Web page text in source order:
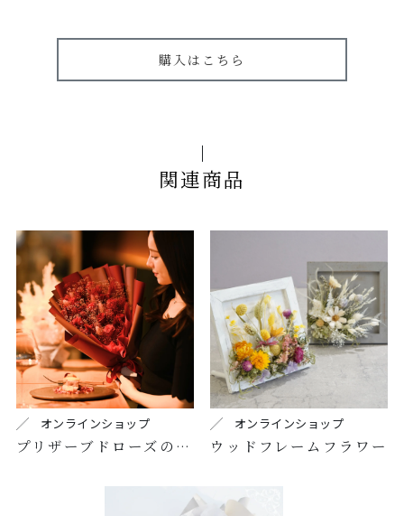
購入はこちら
関連商品
オンラインショップ
プリザーブドローズの枯れない花束
オンラインショップ
ウッドフレームフラワー